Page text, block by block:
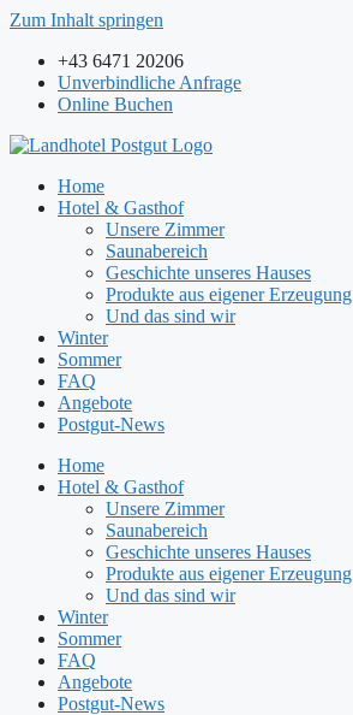
Zum Inhalt springen
+43 6471 20206
Unverbindliche Anfrage
Online Buchen
Home
Hotel & Gasthof
Unsere Zimmer
Saunabereich
Geschichte unseres Hauses
Produkte aus eigener Erzeugung
Und das sind wir
Winter
Sommer
FAQ
Angebote
Postgut-News
Home
Hotel & Gasthof
Unsere Zimmer
Saunabereich
Geschichte unseres Hauses
Produkte aus eigener Erzeugung
Und das sind wir
Winter
Sommer
FAQ
Angebote
Postgut-News